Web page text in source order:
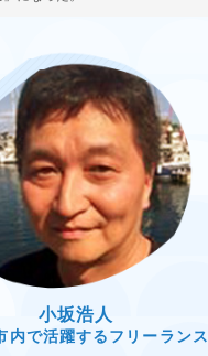
小坂浩人
内で活躍するフリーランス